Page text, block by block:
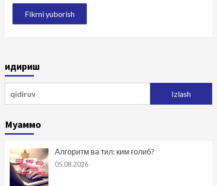
Қидириш
Муаммо
Алгоритм ва тил: ким ғолиб?
05.08.2026